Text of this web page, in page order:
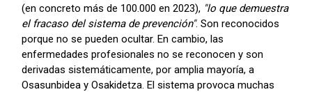
(en concreto más de 100.000 en 2023), "lo que demuestra
el fracaso del sistema de prevención". Son reconocidos
porque no se pueden ocultar. En cambio, las
enfermedades profesionales no se reconocen y son
derivadas sistemáticamente, por amplia mayoría, a
Osasunbidea y Osakidetza. El sistema provoca muchas